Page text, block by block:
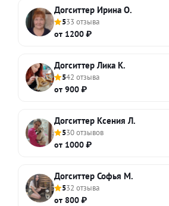
Догситтер Ирина О.
533 отзыва
от 1200 ₽
Догситтер Лика К.
542 отзыва
от 900 ₽
Догситтер Ксения Л.
530 отзывов
от 1000 ₽
Догситтер Софья М.
532 отзыва
от 800 ₽